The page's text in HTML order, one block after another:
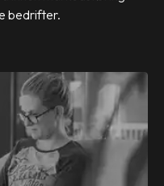
bedrifter.